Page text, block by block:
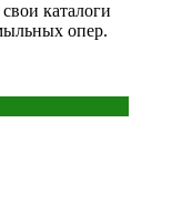
каталоги
опер.